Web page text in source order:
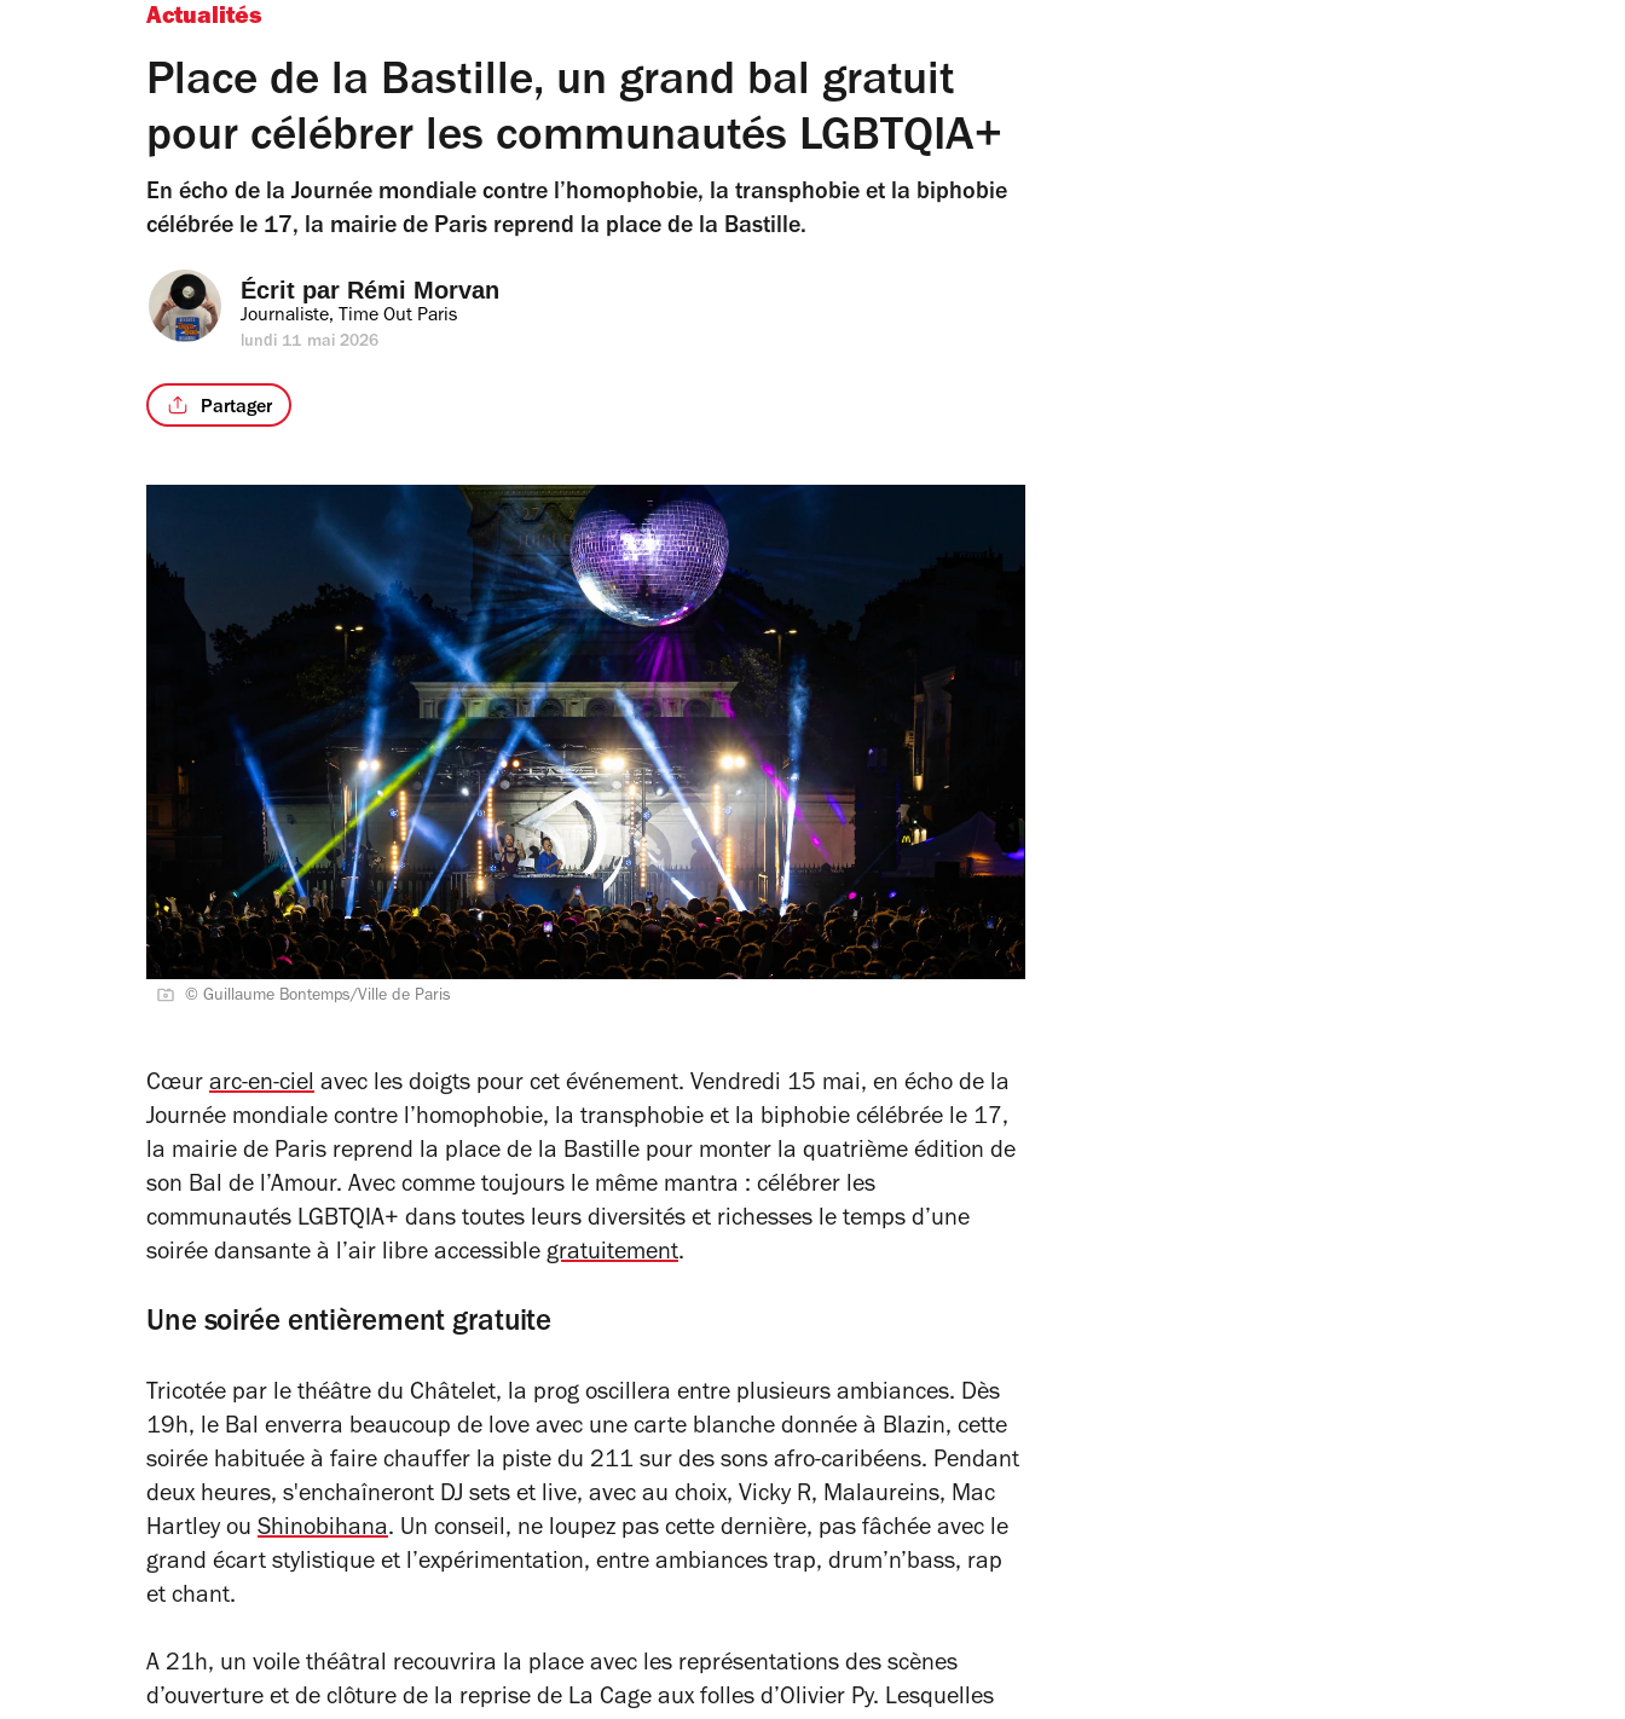
Actualités
Place de la Bastille, un grand bal gratuit
pour célébrer les communautés LGBTQIA+
En écho de la Journée mondiale contre l’homophobie, la transphobie et la biphobie
célébrée le 17, la mairie de Paris reprend la place de la Bastille.
Écrit par Rémi Morvan
Journaliste, Time Out Paris
lundi 11 mai 2026
Partager
© Guillaume Bontemps/Ville de Paris
Cœur arc-en-ciel avec les doigts pour cet événement. Vendredi 15 mai, en écho de la
Journée mondiale contre l’homophobie, la transphobie et la biphobie célébrée le 17,
la mairie de Paris reprend la place de la Bastille pour monter la quatrième édition de
son Bal de l’Amour. Avec comme toujours le même mantra : célébrer les
communautés LGBTQIA+ dans toutes leurs diversités et richesses le temps d’une
soirée dansante à l’air libre accessible gratuitement.
Une soirée entièrement gratuite
Tricotée par le théâtre du Châtelet, la prog oscillera entre plusieurs ambiances. Dès
19h, le Bal enverra beaucoup de love avec une carte blanche donnée à Blazin, cette
soirée habituée à faire chauffer la piste du 211 sur des sons afro-caribéens. Pendant
deux heures, s'enchaîneront DJ sets et live, avec au choix, Vicky R, Malaureins, Mac
Hartley ou Shinobihana. Un conseil, ne loupez pas cette dernière, pas fâchée avec le
grand écart stylistique et l’expérimentation, entre ambiances trap, drum’n’bass, rap
et chant.
A 21h, un voile théâtral recouvrira la place avec les représentations des scènes
d’ouverture et de clôture de la reprise de La Cage aux folles d’Olivier Py. Lesquelles